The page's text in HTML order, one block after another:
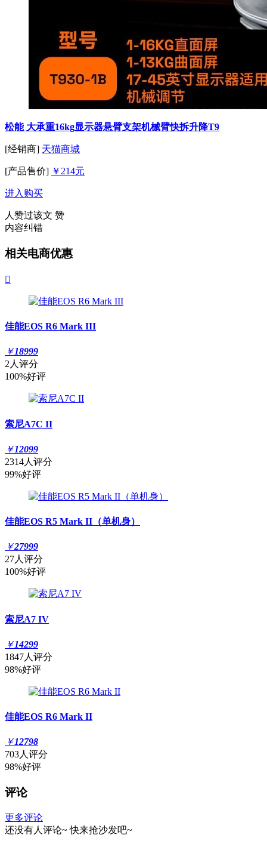
松能 大承重16kg显示器悬臂支架机械臂快拆升降T9
[经销商] 天猫商城
[产品售价] ￥214元
进入购买
人赞过该文 赞
内容纠错
相关电商优惠

佳能EOS R6 Mark III
￥18999
2人评分
100%好评
索尼A7C II
￥12099
2314人评分
99%好评
佳能EOS R5 Mark II（单机身）
￥27999
27人评分
100%好评
索尼A7 IV
￥14299
1847人评分
98%好评
佳能EOS R6 Mark II
￥12798
703人评分
98%好评
评论
更多评论
还没有人评论~ 快来抢沙发吧~